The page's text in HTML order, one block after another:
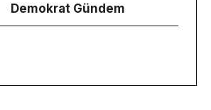
Demokrat Gündem